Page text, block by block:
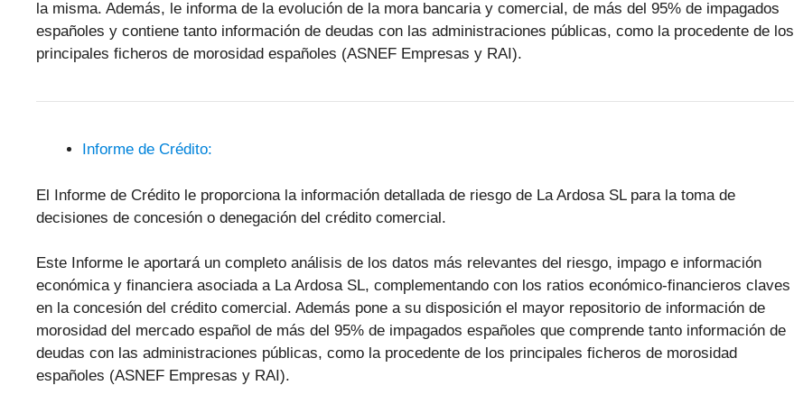
la misma. Además, le informa de la evolución de la mora bancaria y comercial, de más del 95% de impagados
españoles y contiene tanto información de deudas con las administraciones públicas, como la procedente de los
principales ficheros de morosidad españoles (ASNEF Empresas y RAI).
Informe de Crédito:
El Informe de Crédito le proporciona la información detallada de riesgo de La Ardosa SL para la toma de
decisiones de concesión o denegación del crédito comercial.
Este Informe le aportará un completo análisis de los datos más relevantes del riesgo, impago e información
económica y financiera asociada a La Ardosa SL, complementando con los ratios económico-financieros claves
en la concesión del crédito comercial. Además pone a su disposición el mayor repositorio de información de
morosidad del mercado español de más del 95% de impagados españoles que comprende tanto información de
deudas con las administraciones públicas, como la procedente de los principales ficheros de morosidad
españoles (ASNEF Empresas y RAI).